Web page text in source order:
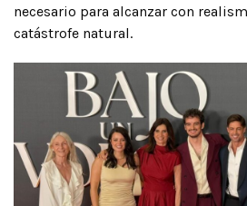
necesario para alcanzar con
catástrofe natural.